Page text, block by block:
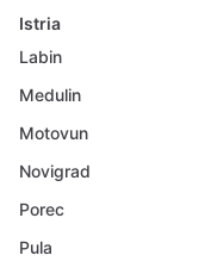
Istria
Labin
Medulin
Motovun
Novigrad
Porec
Pula